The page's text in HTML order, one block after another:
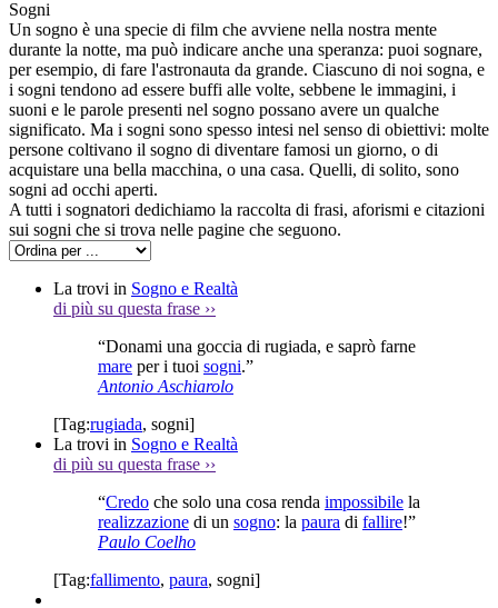
Sogni
Un sogno è una specie di film che avviene nella nostra mente
durante la notte, ma può indicare anche una speranza: puoi sognare,
per esempio, di fare l'astronauta da grande. Ciascuno di noi sogna, e
i sogni tendono ad essere buffi alle volte, sebbene le immagini, i
suoni e le parole presenti nel sogno possano avere un qualche
significato. Ma i sogni sono spesso intesi nel senso di obiettivi: molte
persone coltivano il sogno di diventare famosi un giorno, o di
acquistare una bella macchina, o una casa. Quelli, di solito, sono
sogni ad occhi aperti.
A tutti i sognatori dedichiamo la raccolta di frasi, aforismi e citazioni
sui sogni che si trova nelle pagine che seguono.
La trovi in Sogno e Realtà
di più su questa frase ››
“Donami una goccia di rugiada, e saprò farne
mare per i tuoi sogni.”
Antonio Aschiarolo
[Tag:rugiada, sogni]
La trovi in Sogno e Realtà
di più su questa frase ››
“Credo che solo una cosa renda impossibile la
realizzazione di un sogno: la paura di fallire!”
Paulo Coelho
[Tag:fallimento, paura, sogni]